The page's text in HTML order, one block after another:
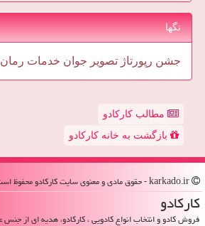
تگها
جشن رپورتاژ تصویر جوان خدمات رمان
مطالب کارکادو
بازگشت به خانه کارکادو
كاركادو
فروش کادو و انتخاب انواع کادویی ، کارکادو، هدیه ای از